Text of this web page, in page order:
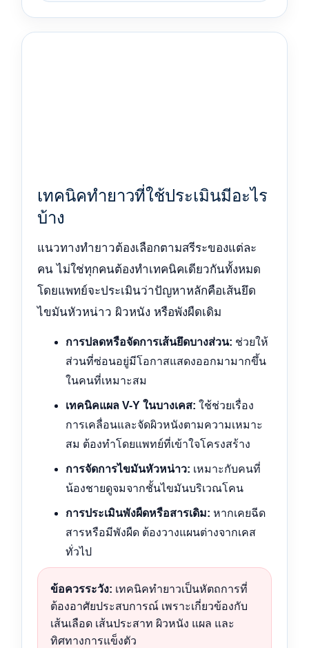
เทคนิคทำยาวที่ใช้ประเมินมีอะไร
บ้าง
แนวทางทำยาวต้องเลือกตามสรีระของแต่ละ
คน ไม่ใช่ทุกคนต้องทำเทคนิคเดียวกันทั้งหมด
โดยแพทย์จะประเมินว่าปัญหาหลักคือเส้นยึด
ไขมันหัวหน่าว ผิวหนัง หรือพังผืดเดิม
การปลดหรือจัดการเส้นยึดบางส่วน: ช่วยให้
ส่วนที่ซ่อนอยู่มีโอกาสแสดงออกมามากขึ้น
ในคนที่เหมาะสม
เทคนิคแผล V-Y ในบางเคส: ใช้ช่วยเรื่อง
การเคลื่อนและจัดผิวหนังตามความเหมาะ
สม ต้องทำโดยแพทย์ที่เข้าใจโครงสร้าง
การจัดการไขมันหัวหน่าว: เหมาะกับคนที่
น้องชายดูจมจากชั้นไขมันบริเวณโคน
การประเมินพังผืดหรือสารเดิม: หากเคยฉีด
สารหรือมีพังผืด ต้องวางแผนต่างจากเคส
ทั่วไป
ข้อควรระวัง: เทคนิคทำยาวเป็นหัตถการที่
ต้องอาศัยประสบการณ์ เพราะเกี่ยวข้องกับ
เส้นเลือด เส้นประสาท ผิวหนัง แผล และ
ทิศทางการแข็งตัว